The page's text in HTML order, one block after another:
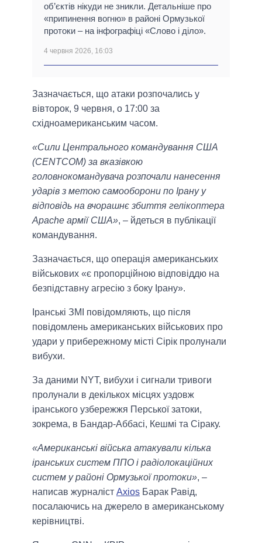
об’єктів нікуди не зникли. Детальніше про
«припинення вогню» в районі Ормузької
протоки – на інфографіці «Слово і діло».
4 червня 2026, 16:03
Зазначається, що атаки розпочались у
вівторок, 9 червня, о 17:00 за
східноамериканським часом.
«Сили Центрального командування США
(CENTCOM) за вказівкою
головнокомандувача розпочали нанесення
ударів з метою самооборони по Ірану у
відповідь на вчорашнє збиття гелікоптера
Apache армії США», – йдеться в публікації
командування.
Зазначається, що операція американських
військових «є пропорційною відповіддю на
безпідставну агресію з боку Ірану».
Іранські ЗМІ повідомляють, що після
повідомлень американських військових про
удари у прибережному місті Сірік пролунали
вибухи.
За даними NYT, вибухи і сигнали тривоги
пролунали в декількох місцях уздовж
іранського узбережжя Перської затоки,
зокрема, в Бандар-Аббасі, Кешмі та Сіраку.
«Американські війська атакували кілька
іранських систем ППО і радіолокаційних
систем у районі Ормузької протоки», –
написав журналіст Axios Барак Равід,
посалаючись на джерело в американському
керівництві.